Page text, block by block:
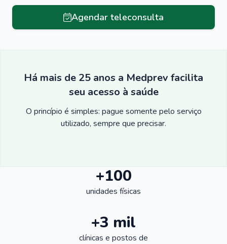
Agendar teleconsulta
Há mais de 25 anos a Medprev facilita
seu acesso à saúde
O princípio é simples: pague somente pelo serviço
utilizado, sempre que precisar.
+100
unidades físicas
+3 mil
clínicas e postos de